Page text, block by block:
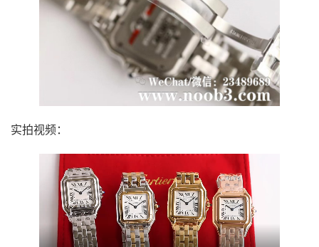
实拍视频：